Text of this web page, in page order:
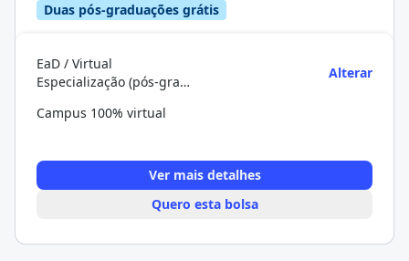
Duas pós-graduações grátis
EaD / Virtual
Especialização (pós-graduação)
Alterar
Campus 100% virtual
Ver mais detalhes
Quero esta bolsa